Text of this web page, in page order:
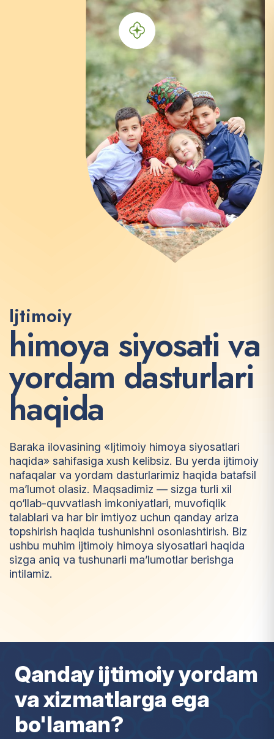
Ijtimoiy
himoya siyosati va
yordam dasturlari
haqida
Baraka ilovasining «Ijtimoiy himoya siyosatlari
haqida» sahifasiga xush kelibsiz. Bu yerda ijtimoiy
nafaqalar va yordam dasturlarimiz haqida batafsil
ma’lumot olasiz. Maqsadimiz — sizga turli xil
qo‘llab-quvvatlash imkoniyatlari, muvofiqlik
talablari va har bir imtiyoz uchun qanday ariza
topshirish haqida tushunishni osonlashtirish. Biz
ushbu muhim ijtimoiy himoya siyosatlari haqida
sizga aniq va tushunarli ma’lumotlar berishga
intilamiz.
mtiy oz
Qanday ijtimoiy yordam
va xizmatlarga ega
bo'laman?